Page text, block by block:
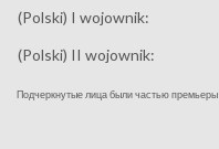
(Polski) I wojownik:
(Polski) II wojownik:
Подчеркнутые лица были частью премьеры